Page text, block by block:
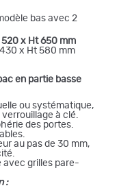
bas avec 2
x Ht 650 mm
x Ht 580 mm
en partie basse
ou systématique,
à clé.
des portes.
au pas de 30 mm,
avec grilles pare-
: